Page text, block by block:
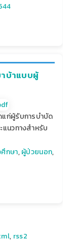
บ้าแบบผู้
ก่ผู้รับการบำบัด
นวทางสำหรับ
กษา,ผู้ป่วยนอก,
, rss2